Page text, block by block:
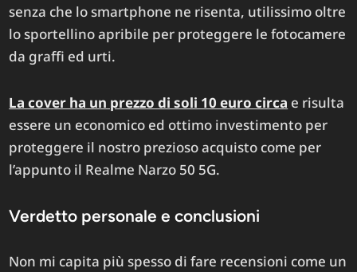
senza che lo smartphone ne risenta, utilissimo oltre
lo sportellino apribile per proteggere le fotocamere
da graffi ed urti.
La cover ha un prezzo di soli 10 euro circa e risulta
essere un economico ed ottimo investimento per
proteggere il nostro prezioso acquisto come per
l’appunto il Realme Narzo 50 5G.
Verdetto personale e conclusioni
Non mi capita più spesso di fare recensioni come un